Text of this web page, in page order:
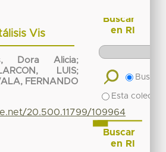
Vis
Dora Alicia;
LUIS;
FERNANDO
20.500.11799/109964
Buscar
en RI
Buscar
Esta
Buscar
en RI